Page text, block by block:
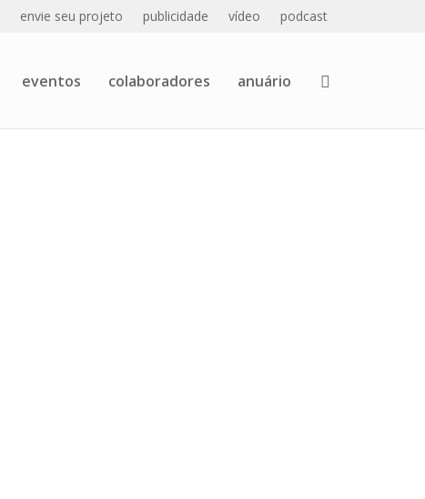
envie seu projeto publicidade vídeo podcast
eventos colaboradores anuário